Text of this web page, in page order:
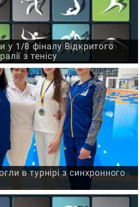
у 1/8 фіналу Відкритого
з тенісу
в турнірі з синхронного